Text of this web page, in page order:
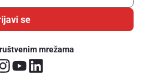
se
mrežama